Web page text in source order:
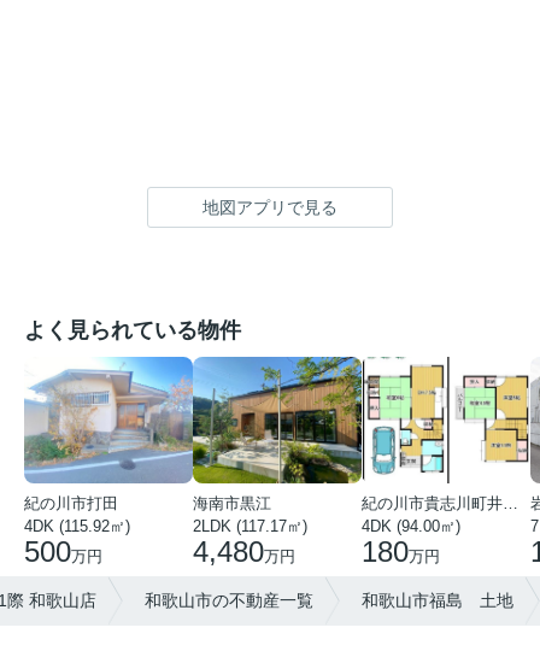
地図アプリで見る
よく見られている物件
紀の川市打田
4DK (115.92㎡)
500万円
海南市黒江
2LDK (117.17㎡)
4,480万円
紀の川市貴志川町井ノ口
4DK (94.00㎡)
180万円
際 和歌山店 和歌山市の不動産一覧 和歌山市福島 土地